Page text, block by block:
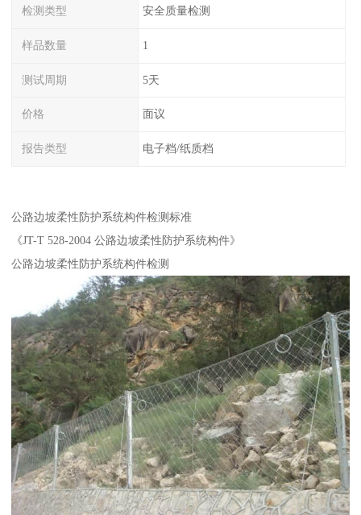
检测类型 安全质量检测
样品数量 1
测试周期 5天
价格 面议
报告类型 电子档/纸质档
公路边坡柔性防护系统构件检测标准
《JT-T 528-2004 公路边坡柔性防护系统构件》
公路边坡柔性防护系统构件检测